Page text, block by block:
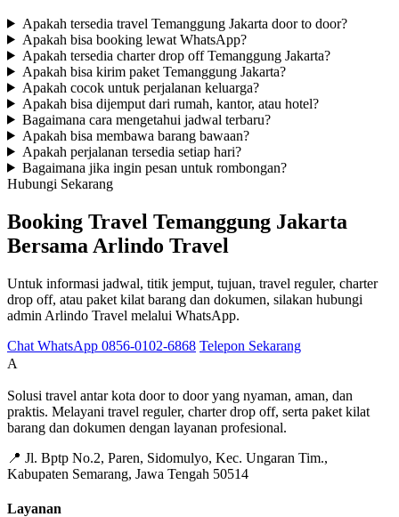
Apakah tersedia travel Temanggung Jakarta door to door?
Apakah bisa booking lewat WhatsApp?
Apakah tersedia charter drop off Temanggung Jakarta?
Apakah bisa kirim paket Temanggung Jakarta?
Apakah cocok untuk perjalanan keluarga?
Apakah bisa dijemput dari rumah, kantor, atau hotel?
Bagaimana cara mengetahui jadwal terbaru?
Apakah bisa membawa barang bawaan?
Apakah perjalanan tersedia setiap hari?
Bagaimana jika ingin pesan untuk rombongan?
Hubungi Sekarang
Booking Travel Temanggung Jakarta
Bersama Arlindo Travel
Untuk informasi jadwal, titik jemput, tujuan, travel reguler, charter
drop off, atau paket kilat barang dan dokumen, silakan hubungi
admin Arlindo Travel melalui WhatsApp.
Chat WhatsApp 0856-0102-6868 Telepon Sekarang
A
Solusi travel antar kota door to door yang nyaman, aman, dan
praktis. Melayani travel reguler, charter drop off, serta paket kilat
barang dan dokumen dengan layanan profesional.
📍 Jl. Bptp No.2, Paren, Sidomulyo, Kec. Ungaran Tim.,
Kabupaten Semarang, Jawa Tengah 50514
Layanan